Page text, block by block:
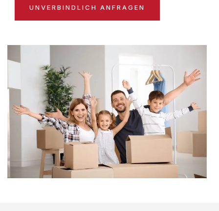
UNVERBINDLICH ANFRAGEN